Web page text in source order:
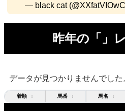
— black cat
昨年の「」
データが見つかりませんでした
着順 ↕ 馬番 ↕ 馬名 ↕